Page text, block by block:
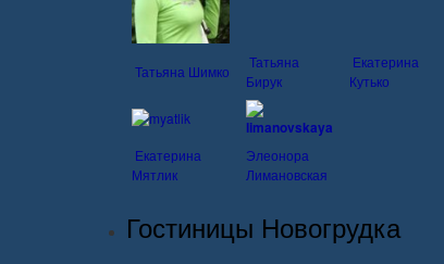
Татьяна Шимко
Татьяна
Бирук
Екатерина
Кутько
Екатерина
Мятлик
Элеонора
Лимановская
Гостиницы Новогрудка